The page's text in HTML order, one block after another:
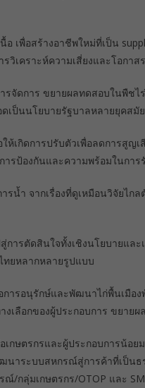
เพื่อสร้างอาชีพใหม่ที่เป็น
วิเคราะห์ความเสี่ยงและโอก
จัดการ ขยายผลทดสอบในพืชไ
เป็นนโยบายรัฐบาลหลายยุคสมัย
ให้เกิดการปรับตัวเพื่อลดการสู
รป้องกันและความพร้อมในการ
น้ำ จากเรื่องที่ดูเหมือนวิจัยไก
การตัดสินใจทั้งเชิงนโยบายแ
ทยหลากหลายรูปแบบ
อการอนุรักษ์และพัฒนาไก่พื้นเ
เลือกของผู้ประกอบการ ขยาย
ษตรกรและผู้ประกอบการน้อ
าระบบสหกรณ์สู่การค้าที่เป็น
/กลุ่มเกษตรกร/OTOP และ